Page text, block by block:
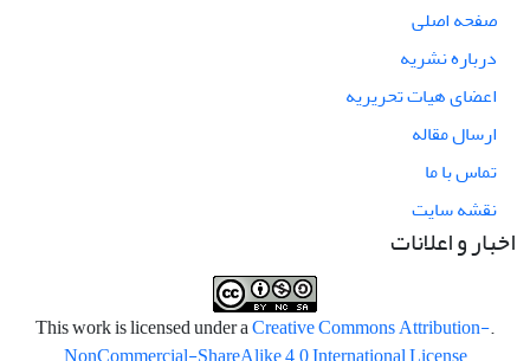
صفحه اصلی
درباره نشریه
اعضای هیات تحریریه
ارسال مقاله
تماس با ما
نقشه سایت
اخبار و اعلانات
.This work is licensed under a
Creative Commons Attribution-